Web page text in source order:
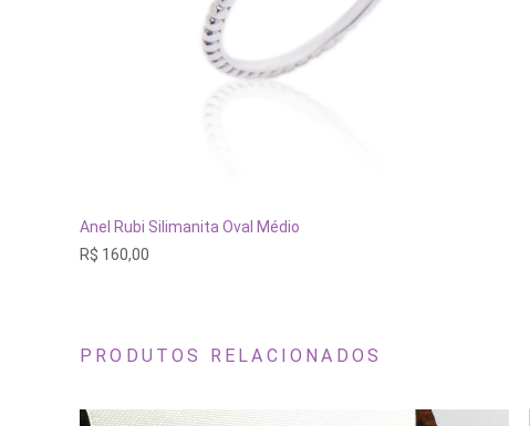
VER OPÇÕES
tem
variantes.
escolhidas
na
produto
Anel Rubi Silimanita Oval Médio
R$ 160,00
PRODUTOS RELACIONADOS